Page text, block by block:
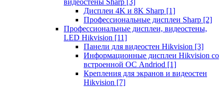
видеостены Sharp [3]
Дисплеи 4K и 8K Sharp [1]
Профессиональные дисплеи Sharp [2]
Профессиональные дисплеи, видеостены,
LED Hikvision [11]
Панели для видеостен Hikvision [3]
Информационные дисплеи Hikvision со
встроенной ОС Andriod [1]
Крепления для экранов и видеостен
Hikvision [7]